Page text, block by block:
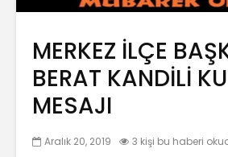
MERKEZ İLÇE
BERAT KANDİLİ
MESAJI
Aralık 20, 2019 3 kişi bu haberi